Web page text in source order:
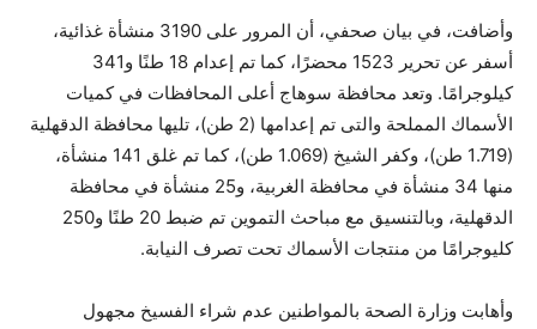
وأضافت، في بيان صحفي، أن المرور على 3190 منشأة غذائية،
أسفر عن تحرير 1523 محضرًا، كما تم إعدام 18 طنًا و341
كيلوجرامًا. وتعد محافظة سوهاج أعلى المحافظات في كميات
الأسماك المملحة والتى تم إعدامها (2 طن)، تليها محافظة الدقهلية
(1.719 طن)، وكفر الشيخ (1.069 طن)، كما تم غلق 141 منشأة،
منها 34 منشأة في محافظة الغربية، و25 منشأة في محافظة
الدقهلية، وبالتنسيق مع مباحث التموين تم ضبط 20 طنًا و250
كليوجرامًا من منتجات الأسماك تحت تصرف النيابة.
وأهابت وزارة الصحة بالمواطنين عدم شراء الفسيخ مجهول